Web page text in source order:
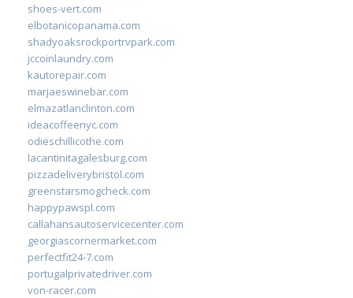
shoes-vert.com
elbotanicopanama.com
shadyoaksrockportrvpark.com
jccoinlaundry.com
kautorepair.com
marjaeswinebar.com
elmazatlanclinton.com
ideacoffeenyc.com
odieschillicothe.com
lacantinitagalesburg.com
pizzadeliverybristol.com
greenstarsmogcheck.com
happypawspl.com
callahansautoservicecenter.com
georgiascornermarket.com
perfectfit24-7.com
portugalprivatedriver.com
von-racer.com